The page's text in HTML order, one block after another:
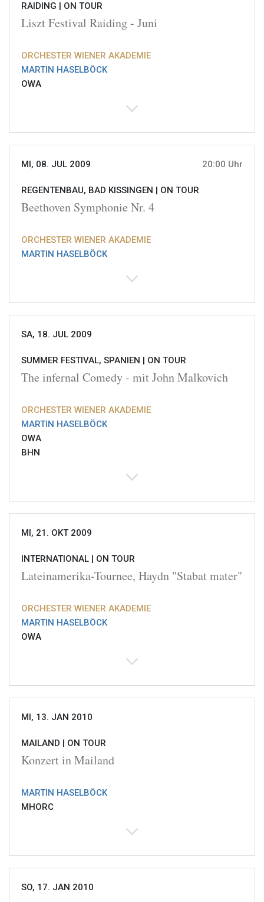
RAIDING | ON TOUR
Liszt Festival Raiding - Juni
ORCHESTER WIENER AKADEMIE
MARTIN HASELBÖCK
OWA
MI, 08. JUL 2009 20:00 Uhr
REGENTENBAU, BAD KISSINGEN | ON TOUR
Beethoven Symphonie Nr. 4
ORCHESTER WIENER AKADEMIE
MARTIN HASELBÖCK
SA, 18. JUL 2009
SUMMER FESTIVAL, SPANIEN | ON TOUR
The infernal Comedy - mit John Malkovich
ORCHESTER WIENER AKADEMIE
MARTIN HASELBÖCK
OWA
BHN
MI, 21. OKT 2009
INTERNATIONAL | ON TOUR
Lateinamerika-Tournee, Haydn "Stabat mater"
ORCHESTER WIENER AKADEMIE
MARTIN HASELBÖCK
OWA
MI, 13. JAN 2010
MAILAND | ON TOUR
Konzert in Mailand
MARTIN HASELBÖCK
MHORC
SO, 17. JAN 2010